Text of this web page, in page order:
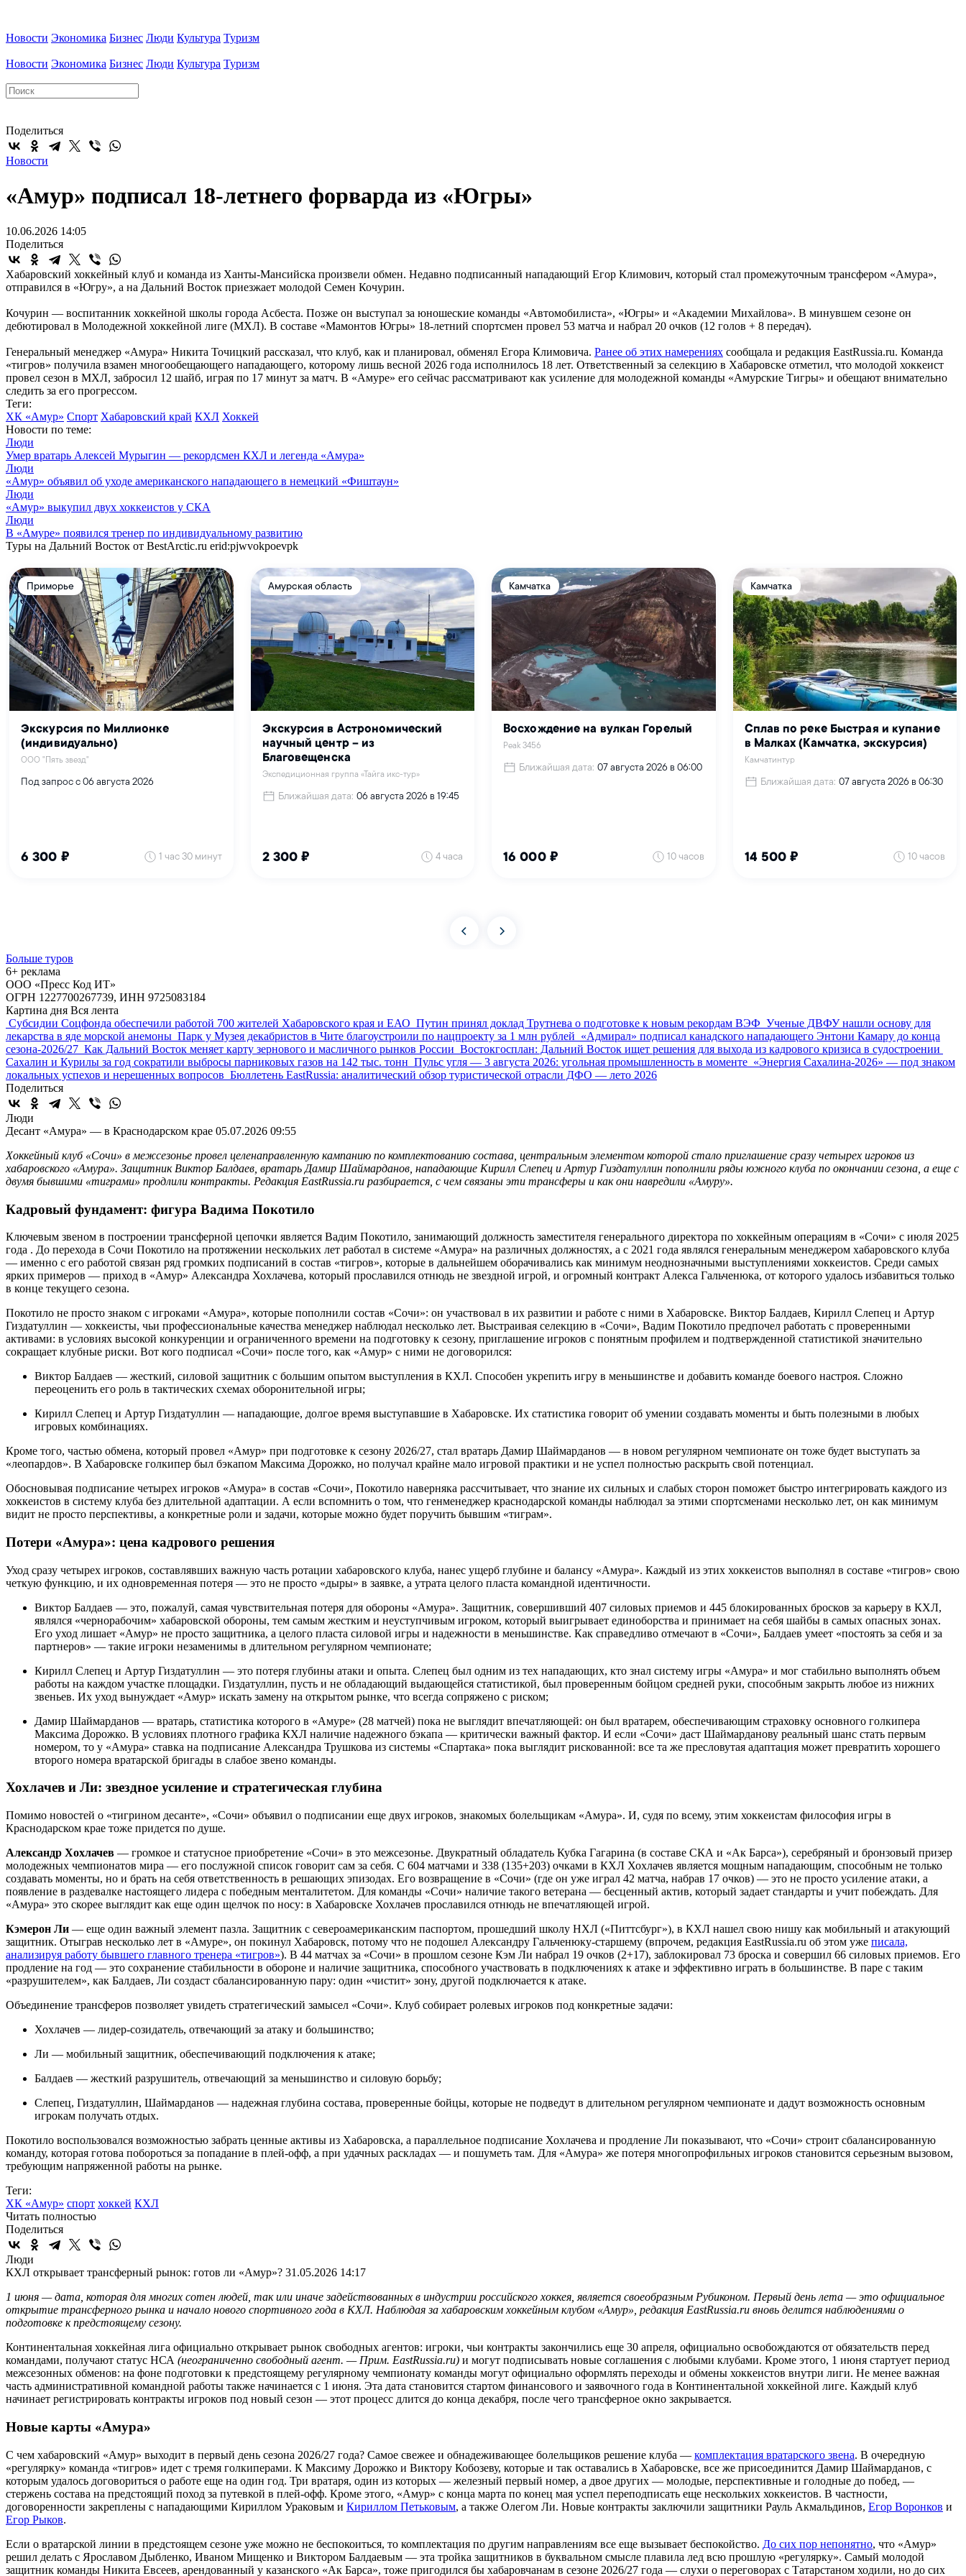
Новости Экономика Бизнес Люди Культура Туризм
Новости Экономика Бизнес Люди Культура Туризм
Поделиться
Новости
«Амур» подписал 18-летнего форварда из «Югры»
10.06.2026 14:05
Поделиться
Хабаровский хоккейный клуб и команда из Ханты-Мансийска произвели обмен. Недавно подписанный нападающий Егор Климович, который стал промежуточным трансфером «Амура»,
отправился в «Югру», а на Дальний Восток приезжает молодой Семен Кочурин.
Кочурин — воспитанник хоккейной школы города Асбеста. Позже он выступал за юношеские команды «Автомобилиста», «Югры» и «Академии Михайлова». В минувшем сезоне он
дебютировал в Молодежной хоккейной лиге (МХЛ). В составе «Мамонтов Югры» 18-летний спортсмен провел 53 матча и набрал 20 очков (12 голов + 8 передач).
Генеральный менеджер «Амура» Никита Точицкий рассказал, что клуб, как и планировал, обменял Егора Климовича. Ранее об этих намерениях сообщала и редакция EastRussia.ru. Команда
«тигров» получила взамен многообещающего нападающего, которому лишь весной 2026 года исполнилось 18 лет. Ответственный за селекцию в Хабаровске отметил, что молодой хоккеист
провел сезон в МХЛ, забросил 12 шайб, играя по 17 минут за матч. В «Амуре» его сейчас рассматривают как усиление для молодежной команды «Амурские Тигры» и обещают внимательно
следить за его прогрессом.
Теги:
ХК «Амур» Спорт Хабаровский край КХЛ Хоккей
Новости по теме:
Люди
Умер вратарь Алексей Мурыгин — рекордсмен КХЛ и легенда «Амура»
Люди
«Амур» объявил об уходе американского нападающего в немецкий «Фиштаун»
Люди
«Амур» выкупил двух хоккеистов у СКА
Люди
В «Амуре» появился тренер по индивидуальному развитию
Туры на Дальний Восток от BestArctic.ru erid:pjwvokpoevpk
Больше туров
6+ реклама
ООО «Пресс Код ИТ»
ОГРН 1227700267739, ИНН 9725083184
Картина дня Вся лента
Субсидии Соцфонда обеспечили работой 700 жителей Хабаровского края и ЕАО
Путин принял доклад Трутнева о подготовке к новым рекордам ВЭФ
Ученые ДВФУ нашли основу
для лекарства в яде морской анемоны
Парк у Музея декабристов в Чите благоустроили по нацпроекту за 1 млн рублей
«Адмирал» подписал канадского нападающего Энтони Камару до
конца сезона-2026/27
Как Дальний Восток меняет карту зернового и масличного рынков России
Востокгосплан: Дальний Восток ищет решения для выхода из кадрового кризиса в
судостроении
Сахалин и Курилы за год сократили выбросы парниковых газов на 142 тыс. тонн Пульс угля — 3 августа 2026: угольная промышленность в моменте
«Энергия
Сахалина-2026» — под знаком локальных успехов и нерешенных вопросов
Бюллетень EastRussia: аналитический обзор туристической отрасли ДФО — лето 2026
Поделиться
Люди
Десант «Амура» — в Краснодарском крае 05.07.2026 09:55
Хоккейный клуб «Сочи» в межсезонье провел целенаправленную кампанию по комплектованию состава, центральным элементом которой стало приглашение сразу четырех игроков из
хабаровского «Амура». Защитник Виктор Балдаев, вратарь Дамир Шаймарданов, нападающие Кирилл Слепец и Артур Гиздатуллин пополнили ряды южного клуба по окончании сезона, а еще с
двумя бывшими «тиграми» продлили контракты. Редакция EastRussia.ru разбирается, с чем связаны эти трансферы и как они навредили «Амуру».
Кадровый фундамент: фигура Вадима Покотило
Ключевым звеном в построении трансферной цепочки является Вадим Покотило, занимающий должность заместителя генерального директора по хоккейным операциям в «Сочи» с июля 2025
года . До перехода в Сочи Покотило на протяжении нескольких лет работал в системе «Амура» на различных должностях, а с 2021 года являлся генеральным менеджером хабаровского клуба
— именно с его работой связан ряд громких подписаний в состав «тигров», которые в дальнейшем оборачивались как минимум неоднозначными выступлениями хоккеистов. Среди самых
ярких примеров — приход в «Амур» Александра Хохлачева, который прославился отнюдь не звездной игрой, и огромный контракт Алекса Гальченюка, от которого удалось избавиться только
в конце текущего сезона.
Покотило не просто знаком с игроками «Амура», которые пополнили состав «Сочи»: он участвовал в их развитии и работе с ними в Хабаровске. Виктор Балдаев, Кирилл Слепец и Артур
Гиздатуллин — хоккеисты, чьи профессиональные качества менеджер наблюдал несколько лет. Выстраивая селекцию в «Сочи», Вадим Покотило предпочел работать с проверенными
активами: в условиях высокой конкуренции и ограниченного времени на подготовку к сезону, приглашение игроков с понятным профилем и подтвержденной статистикой значительно
сокращает клубные риски. Вот кого подписал «Сочи» после того, как «Амур» с ними не договорился:
Виктор Балдаев — жесткий, силовой защитник с большим опытом выступления в КХЛ. Способен укрепить игру в меньшинстве и добавить команде боевого настроя. Сложно
переоценить его роль в тактических схемах оборонительной игры;
Кирилл Слепец и Артур Гиздатуллин — нападающие, долгое время выступавшие в Хабаровске. Их статистика говорит об умении создавать моменты и быть полезными в любых
игровых комбинациях.
Кроме того, частью обмена, который провел «Амур» при подготовке к сезону 2026/27, стал вратарь Дамир Шаймарданов — в новом регулярном чемпионате он тоже будет выступать за
«леопардов». В Хабаровске голкипер был бэкапом Максима Дорожко, но получал крайне мало игровой практики и не успел полностью раскрыть свой потенциал.
Обосновывая подписание четырех игроков «Амура» в состав «Сочи», Покотило наверняка рассчитывает, что знание их сильных и слабых сторон поможет быстро интегрировать каждого из
хоккеистов в систему клуба без длительной адаптации. А если вспомнить о том, что генменеджер краснодарской команды наблюдал за этими спортсменами несколько лет, он как минимум
видит не просто перспективы, а конкретные роли и задачи, которые можно будет поручить бывшим «тиграм».
Потери «Амура»: цена кадрового решения
Уход сразу четырех игроков, составлявших важную часть ротации хабаровского клуба, нанес ущерб глубине и балансу «Амура». Каждый из этих хоккеистов выполнял в составе «тигров» свою
четкую функцию, и их одновременная потеря — это не просто «дыры» в заявке, а утрата целого пласта командной идентичности.
Виктор Балдаев — это, пожалуй, самая чувствительная потеря для обороны «Амура». Защитник, совершивший 407 силовых приемов и 445 блокированных бросков за карьеру в КХЛ,
являлся «чернорабочим» хабаровской обороны, тем самым жестким и неуступчивым игроком, который выигрывает единоборства и принимает на себя шайбы в самых опасных зонах.
Его уход лишает «Амур» не просто защитника, а целого пласта силовой игры и надежности в меньшинстве. Как справедливо отмечают в «Сочи», Балдаев умеет «постоять за себя и за
партнеров» — такие игроки незаменимы в длительном регулярном чемпионате;
Кирилл Слепец и Артур Гиздатуллин — это потеря глубины атаки и опыта. Слепец был одним из тех нападающих, кто знал систему игры «Амура» и мог стабильно выполнять объем
работы на каждом участке площадки. Гиздатуллин, пусть и не обладающий выдающейся статистикой, был проверенным бойцом средней руки, способным закрыть любое из нижних
звеньев. Их уход вынуждает «Амур» искать замену на открытом рынке, что всегда сопряжено с риском;
Дамир Шаймарданов — вратарь, статистика которого в «Амуре» (28 матчей) пока не выглядит впечатляющей: он был вратарем, обеспечивающим страховку основного голкипера
Максима Дорожко. В условиях плотного графика КХЛ наличие надежного бэкапа — критически важный фактор. И если «Сочи» даст Шаймарданову реальный шанс стать первым
номером, то у «Амура» ставка на подписание Александра Трушкова из системы «Спартака» пока выглядит рискованной: все та же пресловутая адаптация может превратить хорошего
второго номера вратарской бригады в слабое звено команды.
Хохлачев и Ли: звездное усиление и стратегическая глубина
Помимо новостей о «тигрином десанте», «Сочи» объявил о подписании еще двух игроков, знакомых болельщикам «Амура». И, судя по всему, этим хоккеистам философия игры в
Краснодарском крае тоже придется по душе.
Александр Хохлачев
— громкое и статусное приобретение «Сочи» в это межсезонье. Двукратный обладатель Кубка Гагарина (в составе СКА и «Ак Барса»), серебряный и бронзовый призер
молодежных чемпионатов мира — его послужной список говорит сам за себя. С 604 матчами и 338 (135+203) очками в КХЛ Хохлачев является мощным нападающим, способным не только
создавать моменты, но и брать на себя ответственность в решающих эпизодах. Его возвращение в «Сочи» (где он уже играл 42 матча, набрав 17 очков) — это не просто усиление атаки, а
появление в раздевалке настоящего лидера с победным менталитетом. Для команды «Сочи» наличие такого ветерана — бесценный актив, который задает стандарты и учит побеждать. Для
«Амура» это скорее выглядит как еще один щелчок по носу: в Хабаровске Хохлачев прославился отнюдь не впечатляющей игрой.
Кэмерон Ли
— еще один важный элемент пазла. Защитник с североамериканским паспортом, прошедший школу НХЛ («Питтсбург»), в КХЛ нашел свою нишу как мобильный и атакующий
защитник. Отыграв несколько лет в «Амуре», он покинул Хабаровск, потому что не подошел Александру Гальченюку-старшему (впрочем, редакция EastRussia.ru об этом уже писала,
анализируя работу бывшего главного тренера «тигров»). В 44 матчах за «Сочи» в прошлом сезоне Кэм Ли набрал 19 очков (2+17), заблокировал 73 броска и совершил 66 силовых приемов. Его
продление на год — это сохранение стабильности в обороне и наличие защитника, способного участвовать в подключениях к атаке и эффективно играть в большинстве. В паре с таким
«разрушителем», как Балдаев, Ли создаст сбалансированную пару: один «чистит» зону, другой подключается к атаке.
Объединение трансферов позволяет увидеть стратегический замысел «Сочи». Клуб собирает ролевых игроков под конкретные задачи:
Хохлачев — лидер-созидатель, отвечающий за атаку и большинство;
Ли — мобильный защитник, обеспечивающий подключения к атаке;
Балдаев — жесткий разрушитель, отвечающий за меньшинство и силовую борьбу;
Слепец, Гиздатуллин, Шаймарданов — надежная глубина состава, проверенные бойцы, которые не подведут в длительном регулярном чемпионате и дадут возможность основным
игрокам получать отдых.
Покотило воспользовался возможностью забрать ценные активы из Хабаровска, а параллельное подписание Хохлачева и продление Ли показывают, что «Сочи» строит сбалансированную
команду, которая готова побороться за попадание в плей-офф, а при удачных раскладах — и пошуметь там. Для «Амура» же потеря многопрофильных игроков становится серьезным вызовом,
требующим напряженной работы на рынке.
Теги:
ХК «Амур» спорт хоккей КХЛ
Читать полностью
Поделиться
Люди
КХЛ открывает трансферный рынок: готов ли «Амур»?
1 июня — дата, которая для многих сотен людей, так или иначе задействованных в индустрии российского хоккея, является своеобразным Рубиконом. Первый день лета — это официальное
открытие трансферного рынка и начало нового спортивного года в КХЛ. Наблюдая за хабаровским хоккейным клубом «Амур», редакция EastRussia.ru вновь делится наблюдениями о
подготовке к предстоящему сезону.
Континентальная хоккейная лига официально открывает рынок свободных агентов: игроки, чьи контракты закончились еще 30 апреля, официально освобождаются от обязательств перед
командами, получают статус НСА(неограниченно свободный агент. — Прим. EastRussia.ru)и могут подписывать новые соглашения с любыми клубами. Кроме этого, 1 июня стартует период
межсезонных обменов: на фоне подготовки к предстоящему регулярному чемпионату команды могут официально оформлять переходы и обмены хоккеистов внутри лиги. Не менее важная
часть административной командной работы также начинается с 1 июня. Эта дата становится стартом финансового и заявочного года в Континентальной хоккейной лиге. Каждый клуб
начинает регистрировать контракты игроков под новый сезон — этот процесс длится до конца декабря, после чего трансферное окно закрывается.
Новые карты «Амура»
С чем хабаровский «Амур» выходит в первый день сезона 2026/27 года? Самое свежее и обнадеживающее болельщиков решение клуба —комплектация вратарского звена. В очередную
«регулярку» команда «тигров» идет с тремя голкиперами. К Максиму Дорожко и Виктору Кобозеву, которые и так оставались в Хабаровске, все же присоединится Дамир Шаймарданов, с
которым удалось договориться о работе еще на один год. Три вратаря, один из которых — железный первый номер, а двое других — молодые, перспективные и голодные до побед, —
стержень состава на предстоящий поход за путевкой в плей-офф. Кроме этого, «Амур» с конца марта по конец мая успел переподписать еще нескольких хоккеистов. В частности,
договоренности закреплены с нападающими Кириллом Ураковым и Кириллом Петьковым, а также Олегом Ли. Новые контракты заключили защитники Рауль Акмальдинов, Егор Воронков
Егор Рыков
Если о вратарской линии в предстоящем сезоне уже можно не беспокоиться, то комплектация по другим направлениям все еще вызывает беспокойство.До сих пор непонятно, что «Амур»
решил делать с Ярославом Дыбленко, Иваном Мищенко и Виктором Балдаевым — эта тройка защитников в буквальном смысле плавила лед всю прошлую «регулярку». Самый молодой